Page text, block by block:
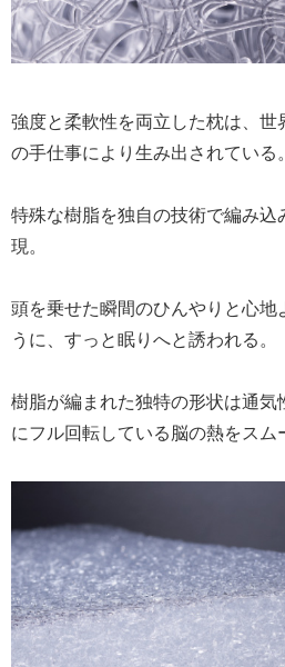
強度と柔軟性を両立した枕は、
の手仕事により生み出されている。
特殊な樹脂を独自の技術で編み込
現。
頭を乗せた瞬間のひんやりと心地
うに、すっと眠りへと誘われる。
樹脂が編まれた独特の形状は通気
にフル回転している脳の熱をスム